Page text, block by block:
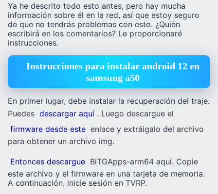
Ya he descrito todo esto antes, pero hay mucha
información sobre él en la red, así que estoy seguro
de que no tendrás problemas con esto. ¿Quién
escribirá en los comentarios? Le proporcionaré
instrucciones.
Instrucciones para instalar android 12 en
samsung a50
En primer lugar, debe instalar la recuperación del traje.
Puedes descargar aquí . Luego descargue el
firmware desde este enlace y extráigalo del archivo
para obtener un archivo img.
Entonces descargue BiTGApps-arm64 aquí. Copie
este archivo y el firmware en una tarjeta de memoria.
A continuación, inicie sesión en TVRP.